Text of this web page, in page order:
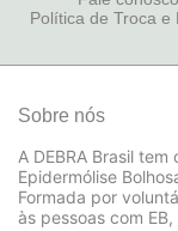
Política de Troca e
Sobre nós
A DEBRA Brasil
Epidermólise
Formada por
às pessoas com